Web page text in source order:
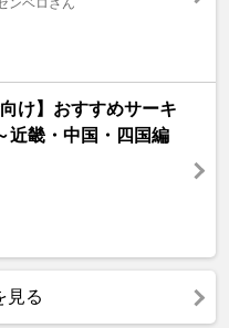
ンベロさん
向け】おすすめサーキ
近畿・中国・四国編
見る